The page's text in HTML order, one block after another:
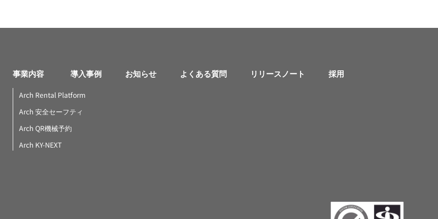
事業内容
Arch Rental Platform
Arch 安全セーフティ
Arch QR機械予約
Arch KY-NEXT
導入事例 お知らせ よくある質問 リリースノート 採用